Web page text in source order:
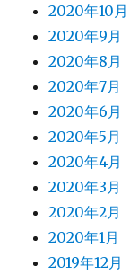
2020年10月
2020年9月
2020年8月
2020年7月
2020年6月
2020年5月
2020年4月
2020年3月
2020年2月
2020年1月
2019年12月